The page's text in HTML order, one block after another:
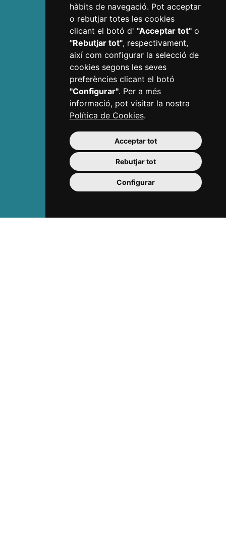
hàbits de navegació. Pot acceptar
o rebutjar totes les cookies
clicant el botó d' "Acceptar tot"o
"Rebutjar tot", respectivament,
així com configurar la selecció de
cookies segons les seves
preferències clicant el botó
"Configurar". Per a més
informació, pot visitar la nostra
Política de Cookies.
Acceptar tot
Rebutjar tot
Configurar
Descobreix
Ciutat de Gaudí
Joia modernista
Reus passejant
L'art de comprar passejant
Ciutat cultural
Vermut de Reus
Gastronomia
Costa Daurada
Organitza't
Allotjaments
Restaurants
Punts d'informació turistica